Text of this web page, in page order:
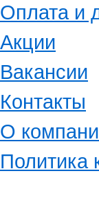
Оплата и
Акции
Вакансии
Контакты
О
Политика